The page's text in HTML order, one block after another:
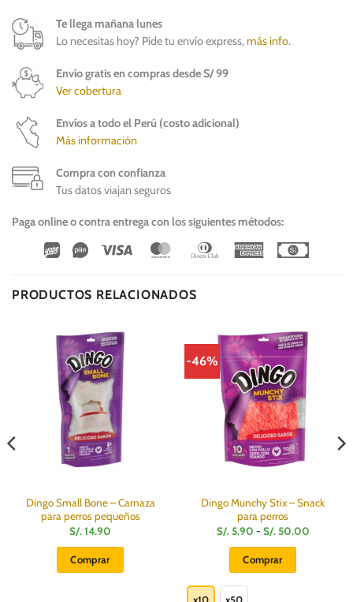
Te llega mañana lunes
Lo necesitas hoy? Pide tu envío express,más info.
Envío gratis en compras desde S/ 99
Ver cobertura
Envíos a todo el Perú (costo adicional)
Más información
Compra con confianza
Tus datos viajan seguros
Paga online o contra entrega con los siguientes métodos:
Wirecard
Vipps Visa MasterCardDinners
American
PRODUCTOS RELACIONADOS
Dingo Small Bone – Carnaza
para perros pequeños
S/.14.90
Comprar
-46%
Dingo Munchy Stix – Snack
para perros
S/. 5.90 - S/. 50.00Rango
Comprar